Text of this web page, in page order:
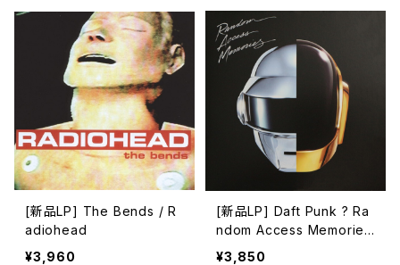
[新品LP] The Bends / R
adiohead
¥3,960
[新品LP] Daft Punk ? Ra
ndom Access Memories
(2LP, 180g)
¥3,850